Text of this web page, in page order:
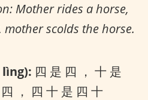
Mother rides a horse,
mother scolds the horse.
lìng): 四 是 四 ， 十 是
， 四 十 是 四 十